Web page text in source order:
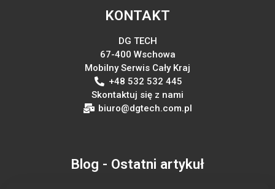
KONTAKT
DG TECH
67-400 Wschowa
Mobilny Serwis Cały Kraj
+48 532 532 445
Skontaktuj się z nami
biuro@dgtech.com.pl
Blog - Ostatni artykuł